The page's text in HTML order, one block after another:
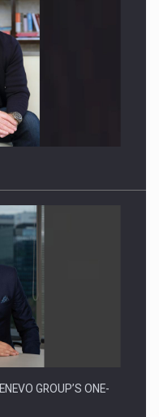
STRATEGY-Finantare
GROUP’S ONE-